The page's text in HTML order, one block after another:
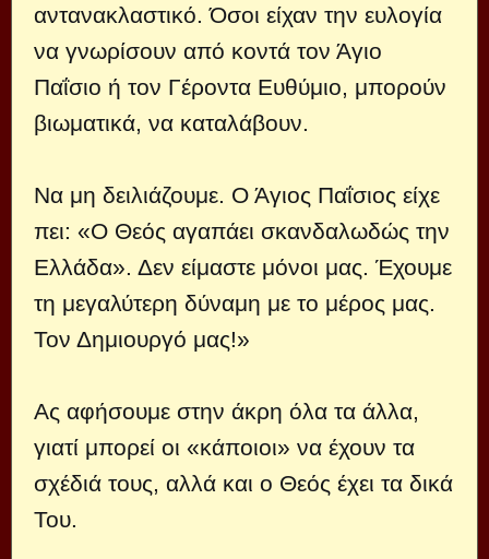
αντανακλαστικό. Όσοι είχαν την ευλογία
να γνωρίσουν από κοντά τον Άγιο
Παΐσιο ή τον Γέροντα Ευθύμιο, μπορούν
βιωματικά, να καταλάβουν.
Να μη δειλιάζουμε. Ο Άγιος Παΐσιος είχε
πει: «Ο Θεός αγαπάει σκανδαλωδώς την
Ελλάδα». Δεν είμαστε μόνοι μας. Έχουμε
τη μεγαλύτερη δύναμη με το μέρος μας.
Τον Δημιουργό μας!»
Ας αφήσουμε στην άκρη όλα τα άλλα,
γιατί μπορεί οι «κάποιοι» να έχουν τα
σχέδιά τους, αλλά και ο Θεός έχει τα δικά
Του.